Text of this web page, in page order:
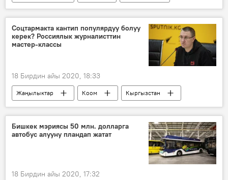
Ой-пикир Коом
Казакстан
чек ара
бажы
соода
келишим
Кыргызстан Экономика
Соцтармакта кантип популярдуу болуу
керек? Россиялык журналисттин
мастер-классы
18 Бирдин айы 2020, 18:33
Жаңылыктар Коом
Кыргызстан
Маалымат борбор
журналист
социалдык тармак
Спорт Россия
Бишкек мэриясы 50 млн. долларга
автобус алууну пландап жатат
18 Бирдин айы 2020, 17:32